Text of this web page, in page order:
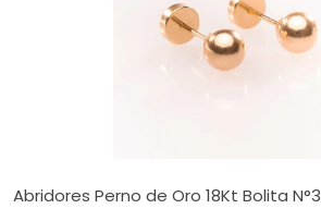
Abridores Perno de Oro 18Kt Bolita N°3